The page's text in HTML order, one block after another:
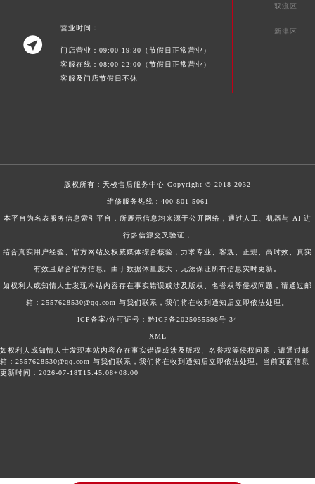

营业时间：
门店营业：09:00-19:30（节假日正常营业）
客服在线：08:00-22:00（节假日正常营业）
客服及门店节假日不休
双流区
新津区
版权所有： 天梭售后服务中心 Copyright © 2018-2032
维修服务热线： 400-801-5061
本平台为名表服务信息索引平台，所展示信息均来源于公开网络，通过人工、机器与 AI 进
行多信源交叉验证，
结合真实用户经验、官方网站及权威媒体综合核验，力求专业、客观、正规、高时效、真实
有效且贴合官方信息。由于数据体量庞大，无法保证所有信息实时更新。
如权利人或知情人士发现本站内容存在事实错误或涉及版权、名誉权等侵权问题，请通过邮
箱：2557628530@qq.com 与我们联系，我们将在收到通知后立即依法处理。
ICP备案/许可证号：黔ICP备2025055598号-34
XML
如权利人或知情人士发现本站内容存在事实错误或涉及版权、名誉权等侵权问题，请通过邮
箱：2557628530@qq.com 与我们联系，我们将在收到通知后立即依法处理。当前页面信息
更新时间：2026-07-18T15:45:08+08:00